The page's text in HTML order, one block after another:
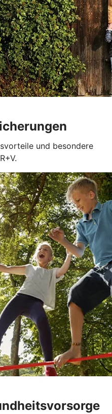
und besondere